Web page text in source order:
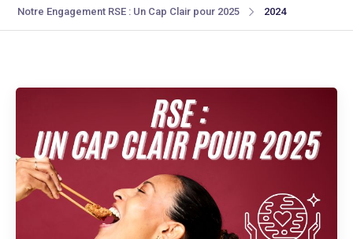
Notre Engagement RSE : Un Cap Clair pour 2025
2024